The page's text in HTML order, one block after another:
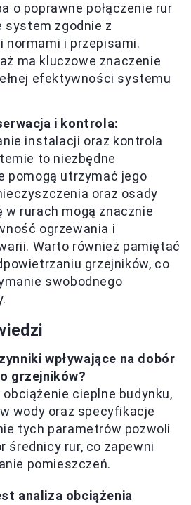
o poprawne połączenie rur
system zgodnie z
normami i przepisami.
ma kluczowe znaczenie
efektywności systemu
i kontrola:
instalacji oraz kontrola
to niezbędne
pomogą utrzymać jego
oraz osady
w rurach mogą znacznie
ogrzewania i
Warto również pamiętać
grzejników, co
swobodnego
wpływające na dobór
grzejników?
obciążenie cieplne budynku,
wody oraz specyfikacje
tych parametrów pozwoli
średnicy rur, co zapewni
pomieszczeń.
analiza obciążenia